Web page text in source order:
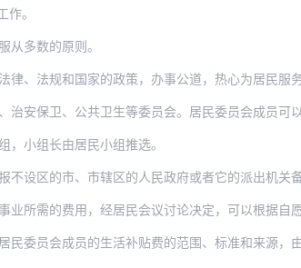
。
从多数的原则。
律、法规和国家的政策，办事公道，热心为居民服务
、公共卫生等委员会。居民委员会成员可以兼任下属的委员会的
，小组长由居民小组推选。
区的市、市辖区的人民政府或者它的派出机关备案，
费用，经居民会议讨论决定，可以根据自愿原则向居民筹集，也
成员的生活补贴费的范围、标准和来源，由不设区的市、市辖区